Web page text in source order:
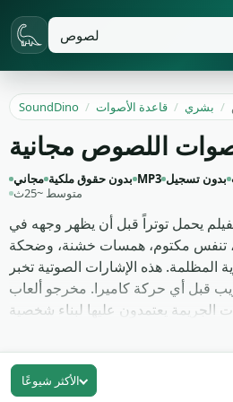
SoundDino / قاعدة الأصوات / بشري /
اللصوص مجانية
مجاني بدون حقوق ملكية MP3 بدون تسجيل
متوسط ~25ث
يحمل توتراً قبل أن يظهر وجهه في
تنفس مكتوم، همسات خشنة، وضحكة
المظلمة. هذه الإشارات الصوتية تخبر
قبل أي حركة كاميرا. مخرجو ألعاب
الجريمة يعتمدون عليها لبناء شخصية
أكثر مما تفعله الكاميرا أو الإضاءة
الأكثر شيوعًا